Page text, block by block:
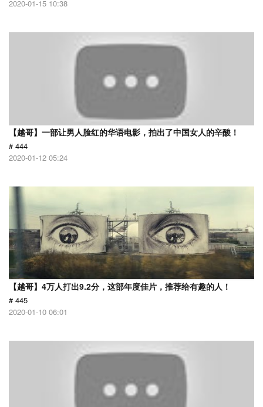
2020-01-15 10:38
【越哥】一部让男人脸红的华语电影，拍出了中国女人的辛酸！
# 444
2020-01-12 05:24
【越哥】4万人打出9.2分，这部年度佳片，推荐给有趣的人！
# 445
2020-01-10 06:01